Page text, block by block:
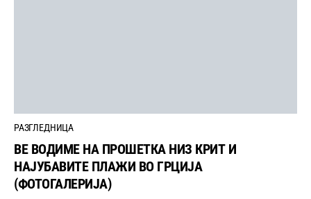
РАЗГЛЕДНИЦА
ВЕ ВОДИМЕ НА ПРОШЕТКА НИЗ КРИТ И
НАЈУБАВИТЕ ПЛАЖИ ВО ГРЦИЈА
(ФОТОГАЛЕРИЈА)